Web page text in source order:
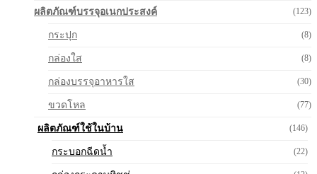
ผลิตภัณฑ์บรรจุอเนกประสงค์ (123)
กระปุก (8)
กล่องใส (8)
กล่องบรรจุอาหารใส (30)
ขวดโหล (77)
ผลิตภัณฑ์ใช้ในบ้าน (146)
กระบอกฉีดน้ำ (22)